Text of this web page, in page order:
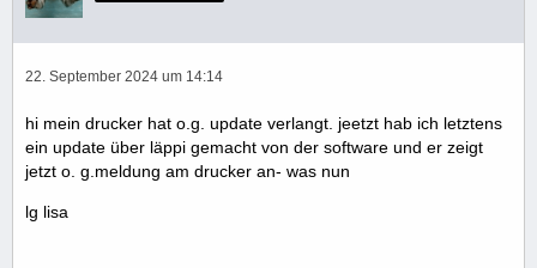
22. September 2024 um 14:14
hi mein drucker hat o.g. update verlangt. jeetzt hab ich letztens
ein update über läppi gemacht von der software und er zeigt
jetzt o. g.meldung am drucker an- was nun
lg lisa